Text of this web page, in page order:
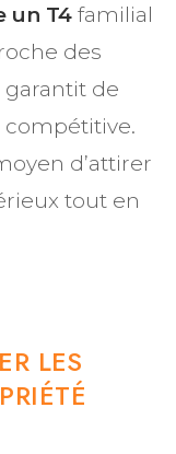
un T4 familial
des
garantit de
d’attirer
tout en
LES